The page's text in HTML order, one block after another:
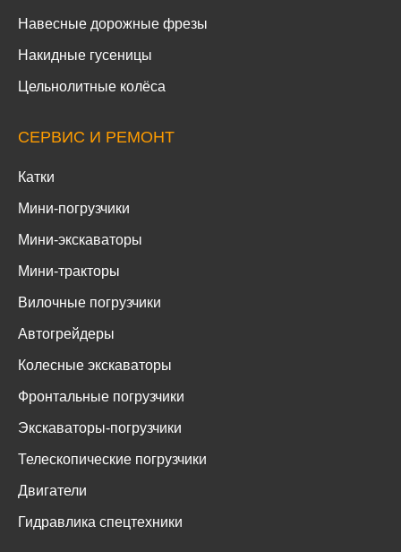
Навесные дорожные фрезы
Накидные гусеницы
Цельнолитные колёса
СЕРВИС И РЕМОНТ
Катки
Мини-погрузчики
Мини-экскаваторы
Мини-тракторы
Вилочные погрузчики
Автогрейдеры
Колесные экскаваторы
Фронтальные погрузчики
Экскаваторы-погрузчики
Телескопические погрузчики
Двигатели
Гидравлика спецтехники